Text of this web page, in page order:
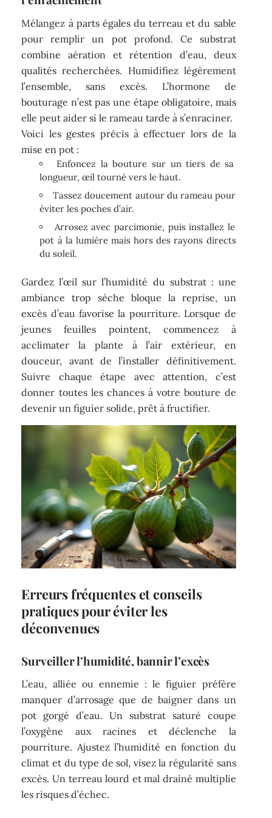
Mélangez à parts égales du terreau et du sable
pour remplir un pot profond. Ce substrat
combine aération et rétention d’eau, deux
qualités recherchées. Humidifiez légèrement
l’ensemble, sans excès. L’hormone de
bouturage n’est pas une étape obligatoire, mais
elle peut aider si le rameau tarde à s’enraciner.
Voici les gestes précis à effectuer lors de la
mise en pot :
Enfoncez la bouture sur un tiers de sa
longueur, œil tourné vers le haut.
Tassez doucement autour du rameau pour
éviter les poches d’air.
Arrosez avec parcimonie, puis installez le
pot à la lumière mais hors des rayons directs
du soleil.
Gardez l’œil sur l’humidité du substrat : une
ambiance trop sèche bloque la reprise, un
excès d’eau favorise la pourriture. Lorsque de
jeunes feuilles pointent, commencez à
acclimater la plante à l’air extérieur, en
douceur, avant de l’installer définitivement.
Suivre chaque étape avec attention, c’est
donner toutes les chances à votre bouture de
devenir un figuier solide, prêt à fructifier.
Erreurs fréquentes et conseils
pratiques pour éviter les
déconvenues
Surveiller l’humidité, bannir l’excès
L’eau, alliée ou ennemie : le figuier préfère
manquer d’arrosage que de baigner dans un
pot gorgé d’eau. Un substrat saturé coupe
l’oxygène aux racines et déclenche la
pourriture. Ajustez l’humidité en fonction du
climat et du type de sol, visez la régularité sans
excès. Un terreau lourd et mal drainé multiplie
les risques d’échec.